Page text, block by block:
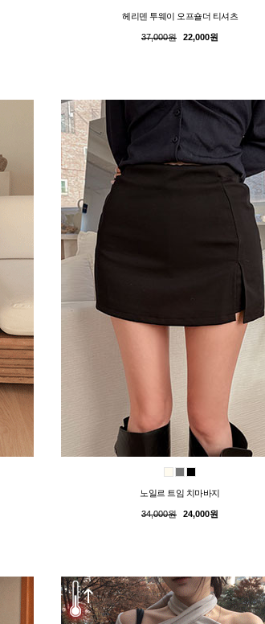
헤리덴 투웨이 오프숄더 티셔츠
37,000원 22,000원
노일르 트임 치마바지
34,000원 24,000원